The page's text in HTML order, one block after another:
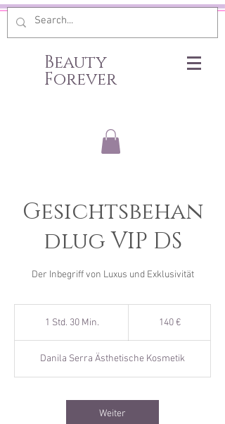
Beauty
Forever
Gesichtsbehan
dlug VIP DS
Der Inbegriff von Luxus und Exklusivität
1 Std. 30 Min.
d
3
M
i
140 €
Danila Serra Ästhetische Kosmetik
Weiter